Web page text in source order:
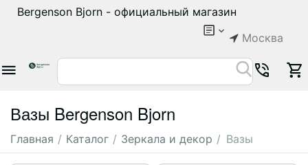
Bergenson Bjorn - официальный магазин
Москва
Вазы Bergenson Bjorn
Главная / Каталог / Зеркала и декор / Вазы